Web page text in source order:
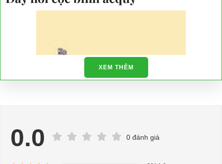
XEM THÊM
0.0 0 đánh giá